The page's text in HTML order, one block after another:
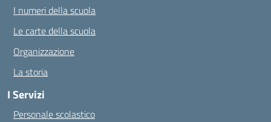
I numeri della scuola
Le carte della scuola
Organizzazione
La storia
I Servizi
Personale scolastico